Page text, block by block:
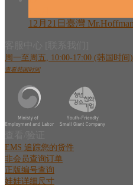
12月21日臺灣
周一至周五, 10:00-17:00 (韩国时间)
查看韩国时间
EMS 追踪您的货件
非会员查询订单
正版编号查询
娃娃详细尺寸